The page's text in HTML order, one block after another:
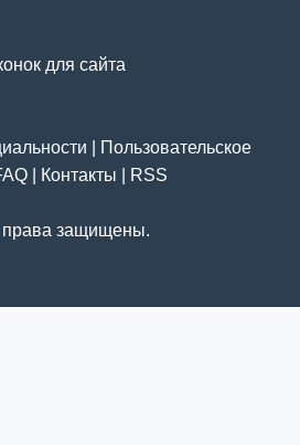
для сайта
Пользовательское
Контакты RSS
защищены.